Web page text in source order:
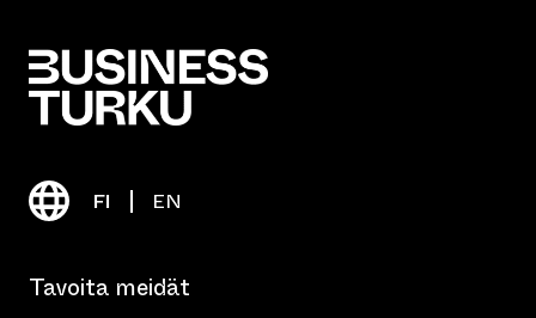
FI EN
Tavoita meidät